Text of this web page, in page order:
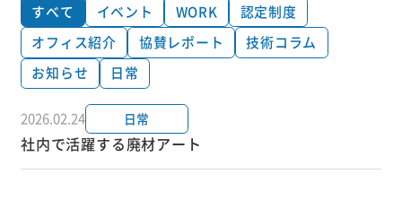
すべて イベント WORK
認定制度
オフィス紹介
協賛レポート
技術コラム
お知らせ
日常
2026.02.24 日常
社内で活躍する廃材アート